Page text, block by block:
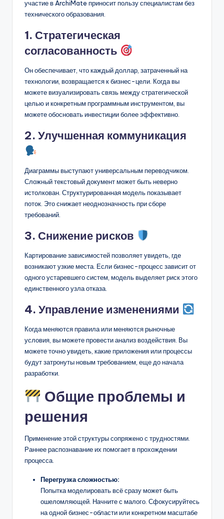
участие в ArchiMate приносит пользу специалистам без
технического образования.
1. Стратегическая
согласованность
Он обеспечивает, что каждый доллар, затраченный на
технологии, возвращается к бизнес-цели. Когда вы
можете визуализировать связь между стратегической
целью и конкретным программным инструментом, вы
можете обосновать инвестиции более эффективно.
2. Улучшенная коммуникация
Диаграммы выступают универсальным переводчиком.
Сложный текстовый документ может быть неверно
истолкован. Структурированная модель показывает
поток. Это снижает неоднозначность при сборе
требований.
3. Снижение рисков
Картирование зависимостей позволяет увидеть, где
возникают узкие места. Если бизнес-процесс зависит от
одного устаревшего систем, модель выделяет риск этого
единственного узла отказа.
4. Управление изменениями
Когда меняются правила или меняются рыночные
условия, вы можете провести анализ воздействия. Вы
можете точно увидеть, какие приложения или процессы
будут затронуты новым требованием, еще до начала
разработки.
Общие проблемы и
решения
Применение этой структуры сопряжено с трудностями.
Раннее распознавание их помогает в прохождении
процесса.
Перегрузка сложностью:
Попытка моделировать всё сразу может быть
ошеломляющей. Начните с малого. Сфокусируйтесь
на одной бизнес-области или конкретном масштабе